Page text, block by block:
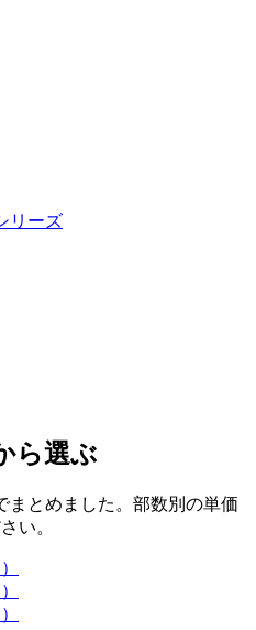
リーズ
ら選ぶ
まとめました。部数別の単価
い。